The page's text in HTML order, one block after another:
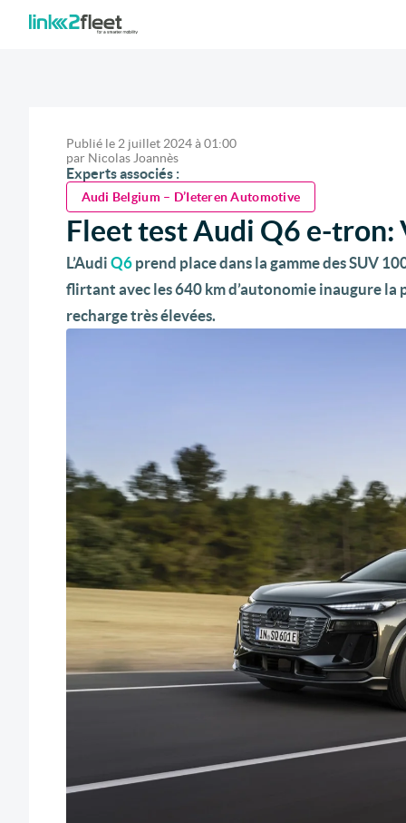
Publié le 2 juillet 2024 à 01:00
par Nicolas Joannès
Experts associés :
Audi Belgium – D’Ieteren Automotive
Fleet test Audi Q6 e-tron:
L’Audi Q6prend place dans la gamme des SUV
flirtant avec les 640 km d’autonomie inaugure la
recharge très élevées.